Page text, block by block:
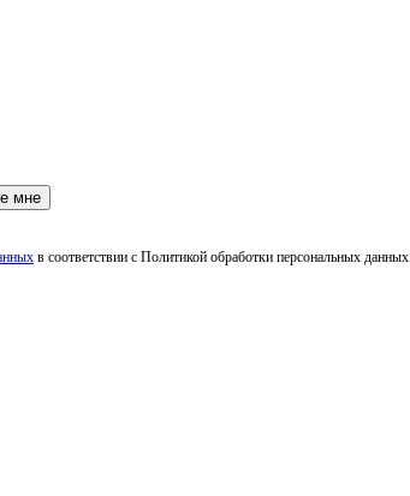
мне
в соответствии с Политикой обработки персональных данных